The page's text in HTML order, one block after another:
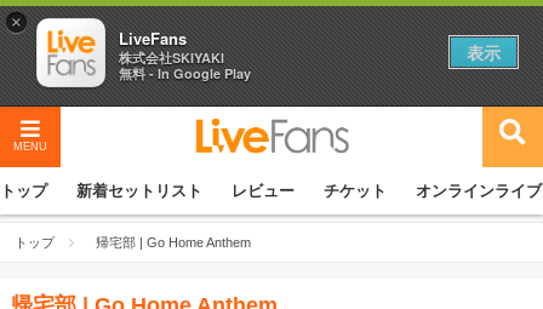
MENU
トップ 新着セットリスト レビュー チケット オンラインライブ
トップ 帰宅部 | Go Home Anthem
×
LiveFans
株式会社SKIYAKI
無料 - In Google Play
表示